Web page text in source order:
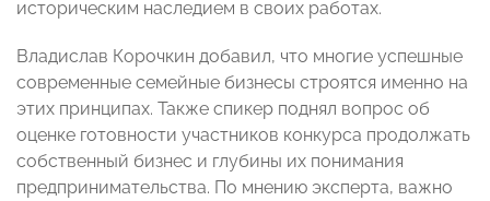
историческим наследием в своих работах.
Владислав Корочкин добавил, что многие успешные
современные семейные бизнесы строятся именно на
этих принципах. Также спикер поднял вопрос об
оценке готовности участников конкурса продолжать
собственный бизнес и глубины их понимания
предпринимательства. По мнению эксперта, важно